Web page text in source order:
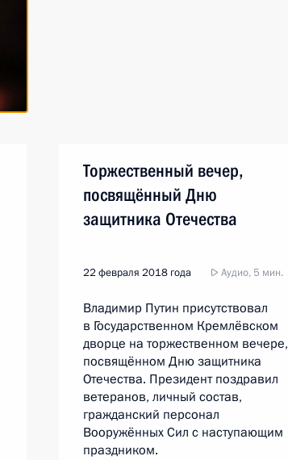
Торжественный вечер,
посвящённый Дню
защитника Отечества
22 февраля 2018 года Аудио, 5 мин.
Владимир Путин присутствовал
в Государственном Кремлёвском
дворце на торжественном вечере,
посвящённом Дню защитника
Отечества. Президент поздравил
ветеранов, личный состав,
гражданский персонал
Вооружённых Сил с наступающим
праздником.